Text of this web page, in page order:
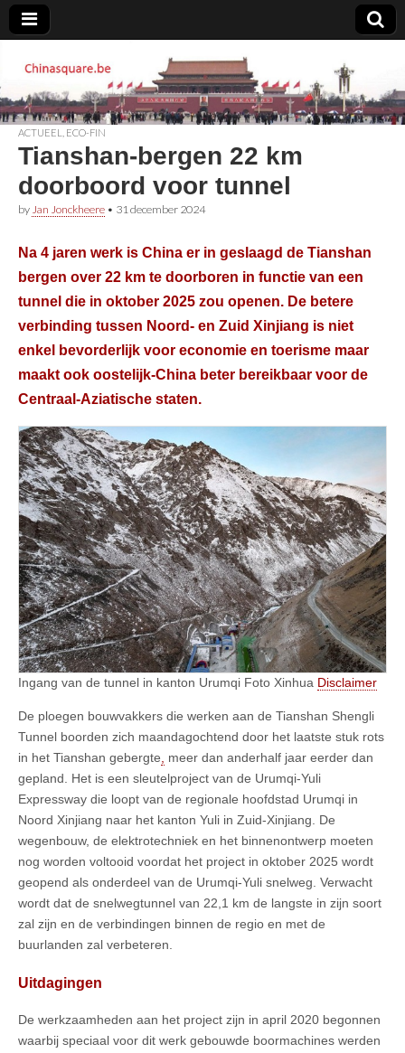
Chinasquare.be
ACTUEEL ECO-FIN
Tianshan-bergen 22 km
doorboord voor tunnel
by Jan Jonckheere • 31 december 2024
Na 4 jaren werk is China er in geslaagd de Tianshan
bergen over 22 km te doorboren in functie van een
tunnel die in oktober 2025 zou openen. De betere
verbinding tussen Noord- en Zuid Xinjiang is niet
enkel bevorderlijk voor economie en toerisme maar
maakt ook oostelijk-China beter bereikbaar voor de
Centraal-Aziatische staten.
Ingang van de tunnel in kanton Urumqi Foto Xinhua Disclaimer
De ploegen bouwvakkers die werken aan de Tianshan Shengli
Tunnel boorden zich maandagochtend door het laatste stuk rots
in het Tianshan gebergte, meer dan anderhalf jaar eerder dan
gepland. Het is een sleutelproject van de Urumqi-Yuli
Expressway die loopt van de regionale hoofdstad Urumqi in
Noord Xinjiang naar het kanton Yuli in Zuid-Xinjiang. De
wegenbouw, de elektrotechniek en het binnenontwerp moeten
nog worden voltooid voordat het project in oktober 2025 wordt
geopend als onderdeel van de Urumqi-Yuli snelweg. Verwacht
wordt dat de snelwegtunnel van 22,1 km de langste in zijn soort
zal zijn en de verbindingen binnen de regio en met de
buurlanden zal verbeteren.
Uitdagingen
De werkzaamheden aan het project zijn in april 2020 begonnen
waarbij speciaal voor dit werk gebouwde boormachines werden